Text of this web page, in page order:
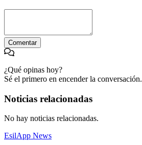
Comentar
¿Qué opinas hoy?
Sé el primero en encender la conversación.
Noticias relacionadas
No hay noticias relacionadas.
EsilApp News